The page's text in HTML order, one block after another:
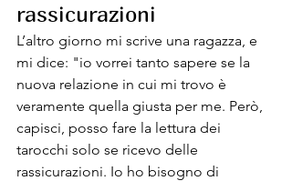
rassicurazioni
L’altro giorno mi scrive una ragazza, e
mi dice: "io vorrei tanto sapere se la
nuova relazione in cui mi trovo è
veramente quella giusta per me. Però,
capisci, posso fare la lettura dei
tarocchi solo se ricevo delle
rassicurazioni. Io ho bisogno di